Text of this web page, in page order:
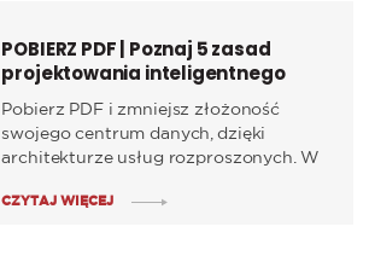
energetyczną.
POBIERZ PDF | Poznaj 5 zasad
projektowania inteligentnego
centrum danych
Pobierz PDF i zmniejsz złożoność
swojego centrum danych, dzięki
architekturze usług rozproszonych. W
cyfrowej, modernizacja infrastruktury
CZYTAJ WIĘCEJ